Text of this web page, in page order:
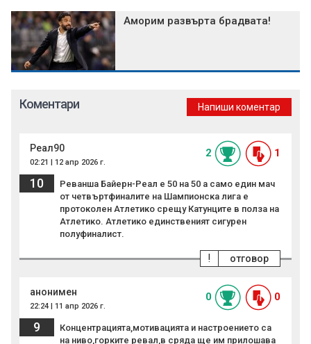
Аморим развърта брадвата!
Коментари Напиши коментар
Реал90
02:21 | 12 апр 2026 г.
2 1
10
Реванша Байерн-Реал е 50 на 50 а само един мач
от четвъртфиналите на Шампионска лига е
протоколен Атлетико срещу Катунците в полза на
Атлетико. Атлетико единственият сигурен
полуфиналист.
отговор
!
анонимен
22:24 | 11 апр 2026 г.
0 0
9
Концентрацията,мотивацията и настроението са
на ниво,горките ревал,в сряда ще им прилошава